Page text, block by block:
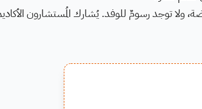
ولا توجد رسومٌ للوفد. يُشارك المُستشارون